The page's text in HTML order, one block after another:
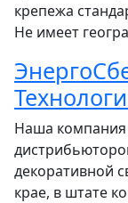
крепежа
Не имеет
Наша компания
декоративной
крае, в штате